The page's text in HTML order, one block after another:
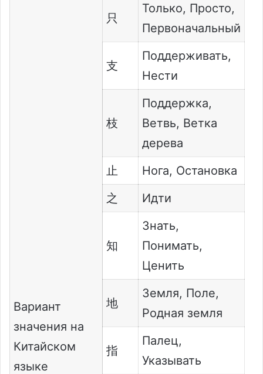
Вариант
значения на
Китайском
языке
只
Только, Просто,
Первоначальный
支
Поддерживать,
Нести
枝
Поддержка,
Ветвь, Ветка
дерева
止
Нога, Остановка
之
Идти
知
Знать,
Понимать,
Ценить
地
Земля, Поле,
Родная земля
指
Палец,
Указывать